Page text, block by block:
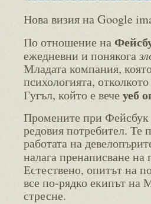
Нова визия на Google
По отношение на
ежедневни и понякога
Младата компания,
психологията,
Гугъл, който е вечеуеб
Промените при Фейсбук
редовия потребител. Те
работата на
налага пренаписване на
Естествено, опитът на
все по-рядко екипът на
стресне.